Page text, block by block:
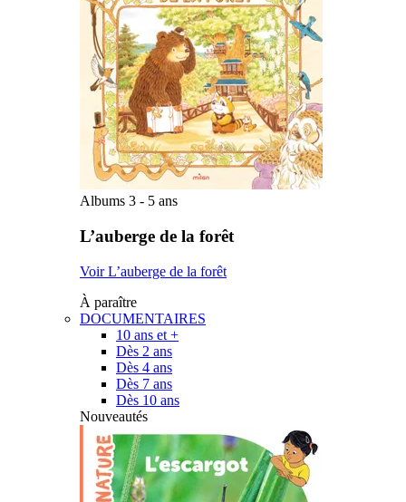
Albums 3 - 5 ans
L’auberge de la forêt
Voir L’auberge de la forêt
À paraître
DOCUMENTAIRES
10 ans et +
Dès 2 ans
Dès 4 ans
Dès 7 ans
Dès 10 ans
Nouveautés